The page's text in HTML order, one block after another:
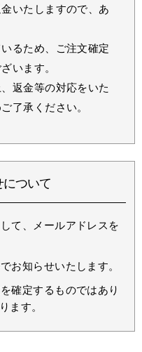
いたしますので、あ
るため、ご注文確定
います。
返金等の対応をいた
了承ください。
ついて
て、メールアドレスを
お知らせいたします。
確定するものではあり
ます。